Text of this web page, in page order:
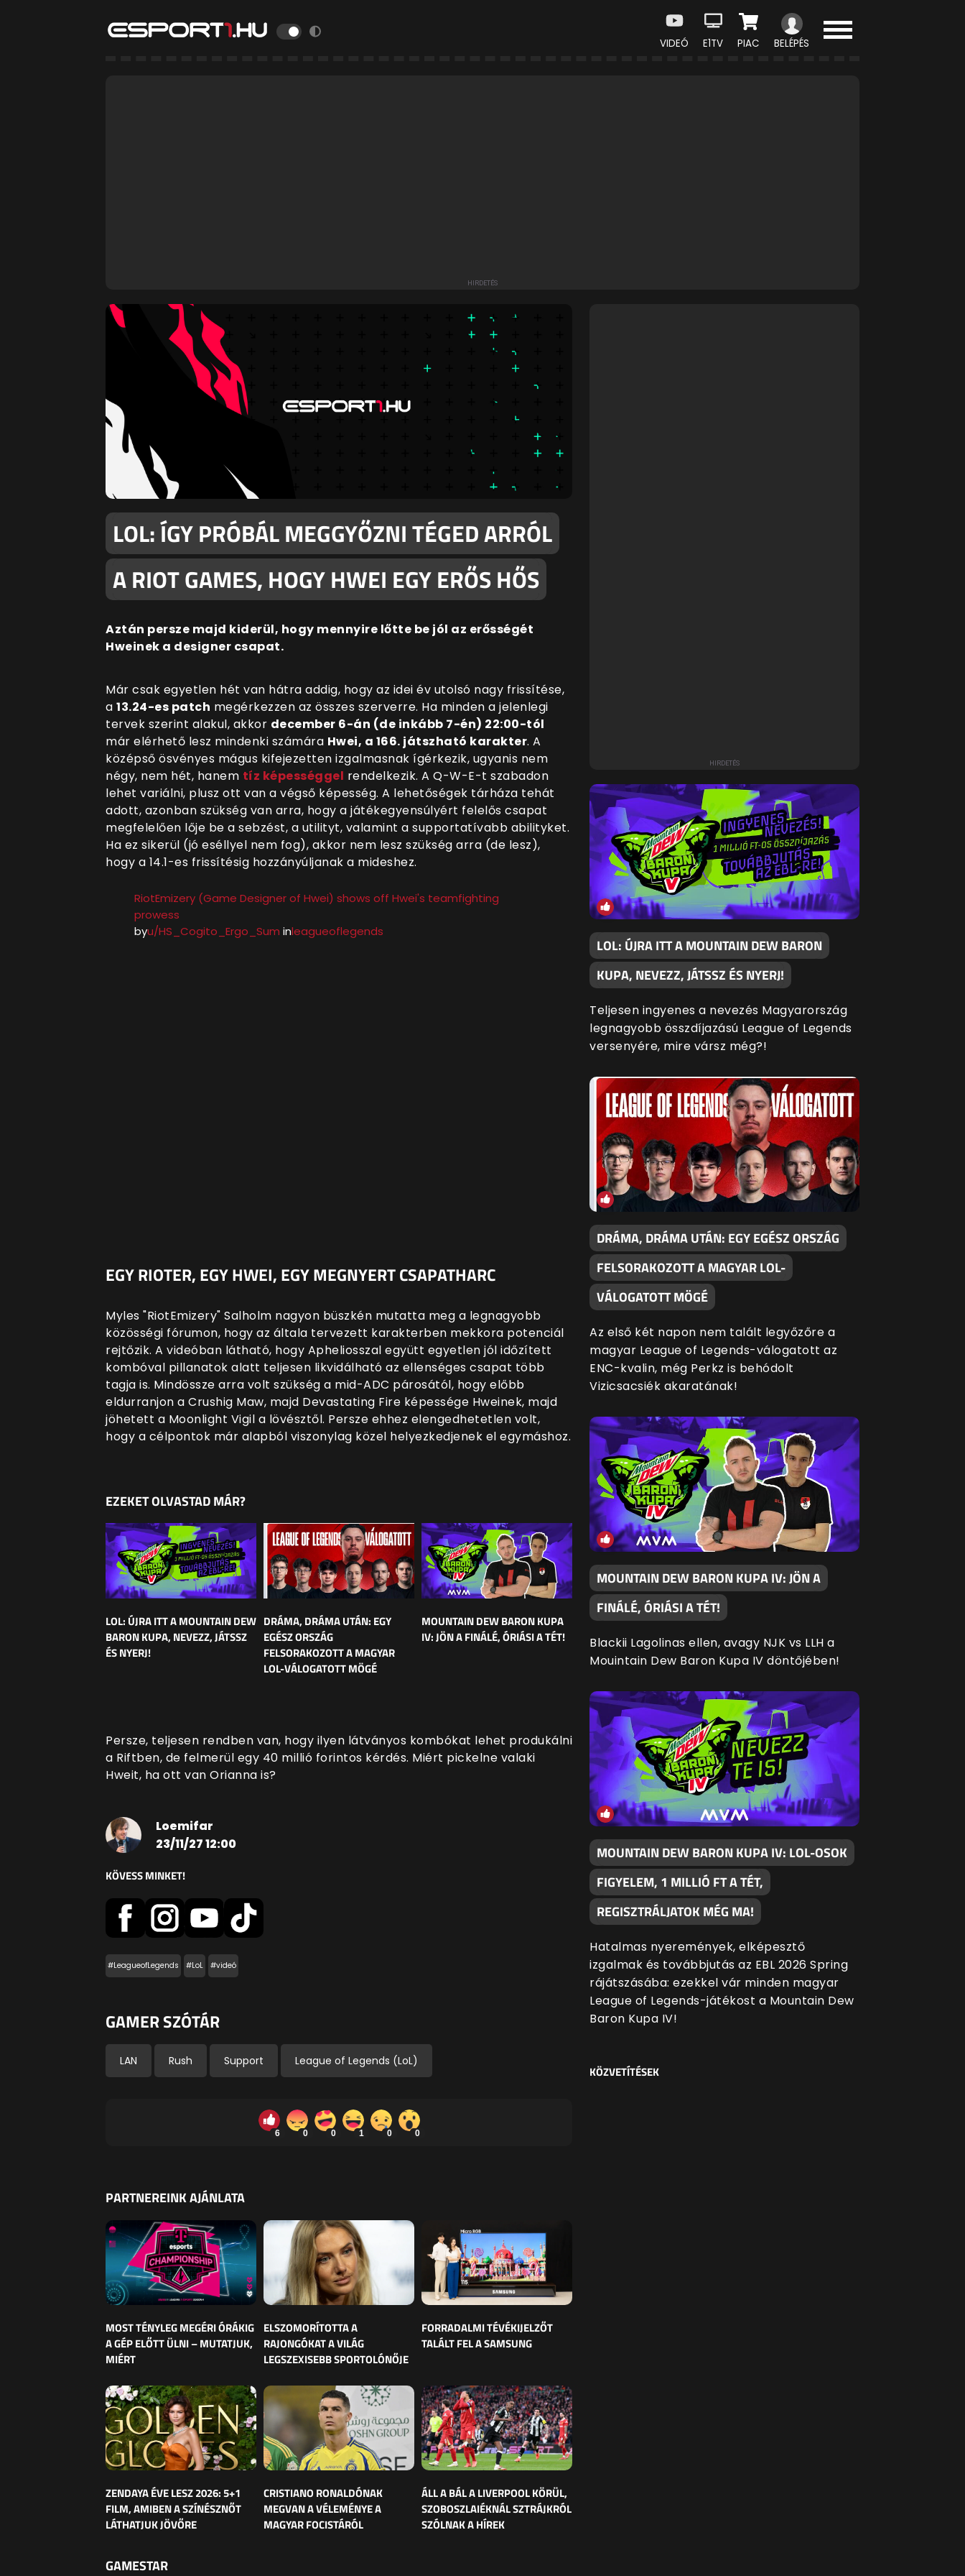
VIDEÓ E1TV PIAC BELÉPÉS
LOL: ÍGY PRÓBÁL MEGGYŐZNI TÉGED ARRÓL
A RIOT GAMES, HOGY HWEI EGY ERŐS HŐS
Aztán persze majd kiderül, hogy mennyire lőtte be jól az erősségét
Hweinek a designer csapat.
Már csak egyetlen hét van hátra addig, hogy az idei év utolsó nagy frissítése,
a 13.24-es patch megérkezzen az összes szerverre. Ha minden a jelenlegi
tervek szerint alakul, akkor december 6-án (de inkább 7-én) 22:00-tól
már elérhető lesz mindenki számára Hwei, a 166. játszható karakter. A
középső ösvényes mágus kifejezetten izgalmasnak ígérkezik, ugyanis nem
négy, nem hét, hanem tíz képességgel rendelkezik. A Q-W-E-t szabadon
lehet variálni, plusz ott van a végső képesség. A lehetőségek tárháza tehát
adott, azonban szükség van arra, hogy a játékegyensúlyért felelős csapat
megfelelően lője be a sebzést, a utilityt, valamint a supportatívabb abilityket.
Ha ez sikerül (jó eséllyel nem fog), akkor nem lesz szükség arra (de lesz),
hogy a 14.1-es frissítésig hozzányúljanak a mideshez.
RiotEmizery (Game Designer of Hwei) shows off Hwei's teamfighting
prowess
byu/HS_Cogito_Ergo_Sum inleagueoflegends
EGY RIOTER, EGY HWEI, EGY MEGNYERT CSAPATHARC
Myles "RiotEmizery" Salholm nagyon büszkén mutatta meg a legnagyobb
közösségi fórumon, hogy az általa tervezett karakterben mekkora potenciál
rejtőzik. A videóban látható, hogy Apheliosszal együtt egyetlen jól időzített
kombóval pillanatok alatt teljesen likvidálható az ellenséges csapat több
tagja is. Mindössze arra volt szükség a mid-ADC párosától, hogy előbb
eldurranjon a Crushig Maw, majd Devastating Fire képessége Hweinek, majd
jöhetett a Moonlight Vigil a lövésztől. Persze ehhez elengedhetetlen volt,
hogy a célpontok már alapból viszonylag közel helyezkedjenek el egymáshoz.
EZEKET OLVASTAD MÁR?
LOL: ÚJRA ITT A MOUNTAIN DEW
BARON KUPA, NEVEZZ, JÁTSSZ
ÉS NYERJ!
DRÁMA, DRÁMA UTÁN: EGY
EGÉSZ ORSZÁG
FELSORAKOZOTT A MAGYAR
LOL-VÁLOGATOTT MÖGÉ
MOUNTAIN DEW BARON KUPA
IV: JÖN A FINÁLÉ, ÓRIÁSI A TÉT!
Persze, teljesen rendben van, hogy ilyen látványos kombókat lehet produkálni
a Riftben, de felmerül egy 40 millió forintos kérdés. Miért pickelne valaki
Hweit, ha ott van Orianna is?
Loemifar
23/11/27 12:00
KÖVESS MINKET!
#LeagueofLegends #LoL #videó
GAMER SZÓTÁR
LAN Rush Support League of Legends (LoL)
6 0 0 1 0 0
PARTNEREINK AJÁNLATA
MOST TÉNYLEG MEGÉRI ÓRÁKIG
A GÉP ELŐTT ÜLNI – MUTATJUK,
MIÉRT
ELSZOMORÍTOTTA A
RAJONGÓKAT A VILÁG
LEGSZEXISEBB SPORTOLÓNŐJE
FORRADALMI TÉVÉKIJELZŐT
TALÁLT FEL A SAMSUNG
ZENDAYA ÉVE LESZ 2026: 5+1
FILM, AMIBEN A SZÍNÉSZNŐT
LÁTHATJUK JÖVŐRE
CRISTIANO RONALDÓNAK
MEGVAN A VÉLEMÉNYE A
MAGYAR FOCISTÁRÓL
ÁLL A BÁL A LIVERPOOL KÖRÜL,
SZOBOSZLAIÉKNÁL SZTRÁJKRÓL
SZÓLNAK A HÍREK
GAMESTAR
LOL: ÚJRA ITT A MOUNTAIN DEW BARON
KUPA, NEVEZZ, JÁTSSZ ÉS NYERJ!
Teljesen ingyenes a nevezés Magyarország
legnagyobb összdíjazású League of Legends
versenyére, mire vársz még?!
DRÁMA, DRÁMA UTÁN: EGY EGÉSZ ORSZÁG
FELSORAKOZOTT A MAGYAR LOL-
VÁLOGATOTT MÖGÉ
Az első két napon nem talált legyőzőre a
magyar League of Legends-válogatott az
ENC-kvalin, még Perkz is behódolt
Vizicsacsiék akaratának!
MOUNTAIN DEW BARON KUPA IV: JÖN A
FINÁLÉ, ÓRIÁSI A TÉT!
Blackii Lagolinas ellen, avagy NJK vs LLH a
Mouintain Dew Baron Kupa IV döntőjében!
MOUNTAIN DEW BARON KUPA IV: LOL-OSOK
FIGYELEM, 1 MILLIÓ FT A TÉT,
REGISZTRÁLJATOK MÉG MA!
Hatalmas nyeremények, elképesztő
izgalmak és továbbjutás az EBL 2026 Spring
rájátszásába: ezekkel vár minden magyar
League of Legends-játékost a Mountain Dew
Baron Kupa IV!
KÖZVETÍTÉSEK